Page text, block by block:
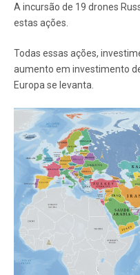
A incursão de 19 drones
estas ações.
Todas essas ações,
aumento em investimento
Europa se levanta.